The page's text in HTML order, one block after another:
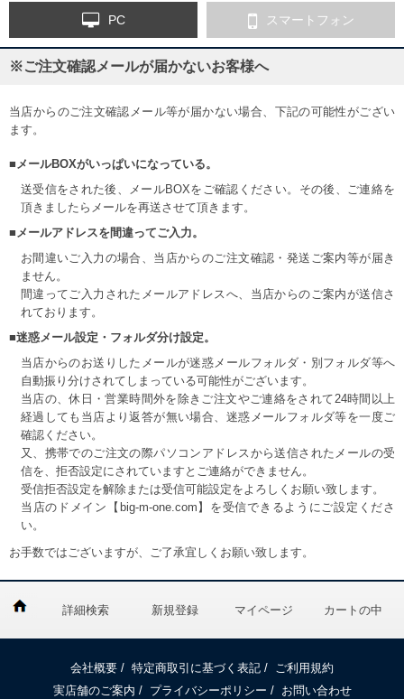
PC スマートフォン
※ご注文確認メールが届かないお客様へ
当店からのご注文確認メール等が届かない場合、下記の可能性がござい
ます。
■メールBOXがいっぱいになっている。
送受信をされた後、メールBOXをご確認ください。その後、ご連絡を
頂きましたらメールを再送させて頂きます。
■メールアドレスを間違ってご入力。
お間違いご入力の場合、当店からのご注文確認・発送ご案内等が届き
ません。
間違ってご入力されたメールアドレスへ、当店からのご案内が送信さ
れております。
■迷惑メール設定・フォルダ分け設定。
当店からのお送りしたメールが迷惑メールフォルダ・別フォルダ等へ
自動振り分けされてしまっている可能性がございます。
当店の、休日・営業時間外を除きご注文やご連絡をされて24時間以上
経過しても当店より返答が無い場合、迷惑メールフォルダ等を一度ご
確認ください。
又、携帯でのご注文の際パソコンアドレスから送信されたメールの受
信を、拒否設定にされていますとご連絡ができません。
受信拒否設定を解除または受信可能設定をよろしくお願い致します。
当店のドメイン【big-m-one.com】を受信できるようにご設定くださ
い。
お手数ではございますが、ご了承宜しくお願い致します。
詳細検索 新規登録 マイページ カートの中
会社概要 / 特定商取引に基づく表記 / ご利用規約
実店舗のご案内 / プライバシーポリシー / お問い合わせ